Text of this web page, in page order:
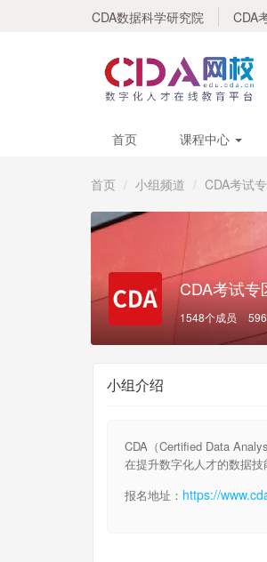
CDA数据科学研究院 CDA
首页 课程中心
首页 小组频道 CDA考试
CDA考试
1548个成员
小组介绍
CDA（Certified Data
在提升数字化人才的数据
报名地址： https://